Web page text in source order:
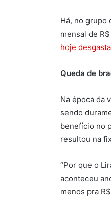
Há, no grupo
mensal de
hoje
Queda de
Na época da
sendo
benefício no
resultou na
“Por que o
aconteceu
menos pra